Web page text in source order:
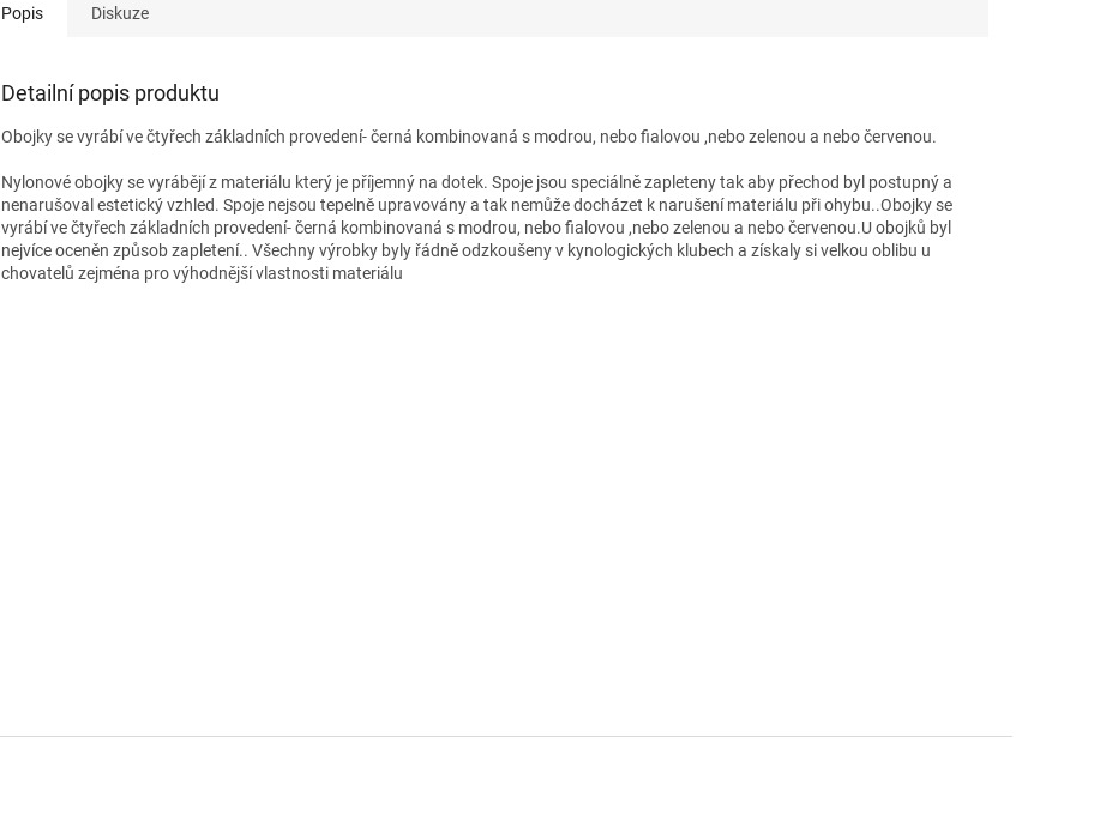
Popis Diskuze
Detailní popis produktu
Obojky se vyrábí ve čtyřech základních provedení- černá kombinovaná s modrou, nebo fialovou ,nebo zelenou a nebo červenou.
Nylonové obojky se vyrábějí z materiálu který je příjemný na dotek. Spoje jsou speciálně zapleteny tak aby přechod byl postupný a
nenarušoval estetický vzhled. Spoje nejsou tepelně upravovány a tak nemůže docházet k narušení materiálu při ohybu..Obojky se
vyrábí ve čtyřech základních provedení- černá kombinovaná s modrou, nebo fialovou ,nebo zelenou a nebo červenou.U obojků byl
nejvíce oceněn způsob zapletení.. Všechny výrobky byly řádně odzkoušeny v kynologických klubech a získaly si velkou oblibu u
chovatelů zejména pro výhodnější vlastnosti materiálu